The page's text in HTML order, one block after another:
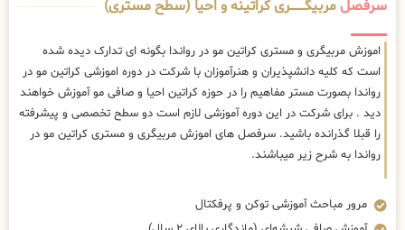
سرفصلمربیگــــــــری کراتینه و احیا (سطح مستری)
اموزش مربیگری و مستری کراتین مو در رواندا بگونه ای تدارک دیده شده
است که کلیه دانشپذیران و هنرآموزان با شرکت در دوره اموزشی کراتین مو در
رواندا بصورت مستر مفاهیم را در حوزه کراتین احیا و صافی مو آموزش خواهند
دید . برای شرکت در این دوره آموزشی لازم است دو سطح تخصصی و پیشرفته
را قبلا گذرانده باشید. سرفصل های اموزش مربیگری و مستری کراتین مو در
رواندا به شرح زیر میباشند.
مرور مباحث آموزشی توکن و پرفکتال